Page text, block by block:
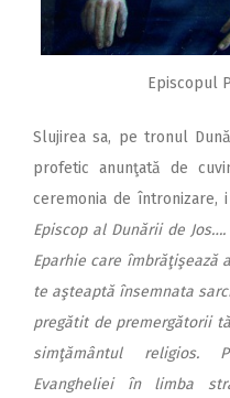
Episcopul
Slujirea sa, pe tronul
profetic anunţată de
ceremonia de întronizare,
Episcop al Dunării de
Eparhie care îmbrăţişează
te aşteaptă însemnata
pregătit de premergătorii
simţământul religios.
Evangheliei în limba